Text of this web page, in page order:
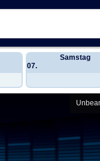
Samstag
07.